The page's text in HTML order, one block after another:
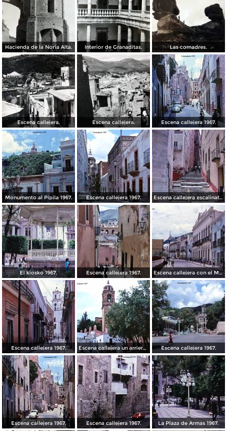
Hacienda de la Noria Alta. Interior de Granaditas. Las comadres.
Escena callejera. Escena callejera. Escena callejera 1967.
Monumento al Pipila 1967. Escena callejera 1967. Escena callejera escalinata 1967.
El kiosko 1967. Escena callejera 1967. Escena callejera con el Mto al Pipila al fondo 1967.
Escena callejera 1967. Escena callejera un arriero 1967. Escena callejera 1967.
Escena callejera 1967. Escena callejera 1967. La Plaza de Armas 1967.